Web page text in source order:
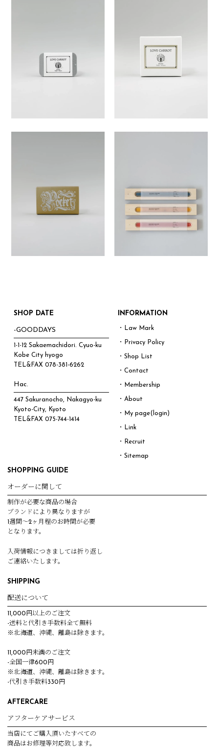
SHOP DATE
-GOODDAYS
1-1-12 Sakaemachidori. Cyuo-ku
Kobe City hyogo
TEL&FAX078-381-6262
Hac.
447 Sakuranocho, Nakagyo-ku
Kyoto-City, Kyoto
TEL&FAX075-744-1414
INFORMATION
・Law Mark
・Privacy Policy
・Shop List
・Contact
・Membership
・About
・My page(login)
・Link
・Recruit
・Sitemap
SHOPPING GUIDE
オーダーに関して
制作が必要な商品の場合
ブランドにより異なりますが
1週間～2ヶ月程のお時間が必要
となります。
入荷情報につきましては折り返し
ご連絡いたします。
SHIPPING
配送について
11,000円以上のご注文
-送料と代引き手数料全て無料
※北海道、沖縄、離島は除きます。
11,000円未満のご注文
-全国一律600円
※北海道、沖縄、離島は除きます。
-代引き手数料330円
AFTERCARE
アフターケアサービス
当店にてご購入頂いたすべての
商品はお修理等対応致します。